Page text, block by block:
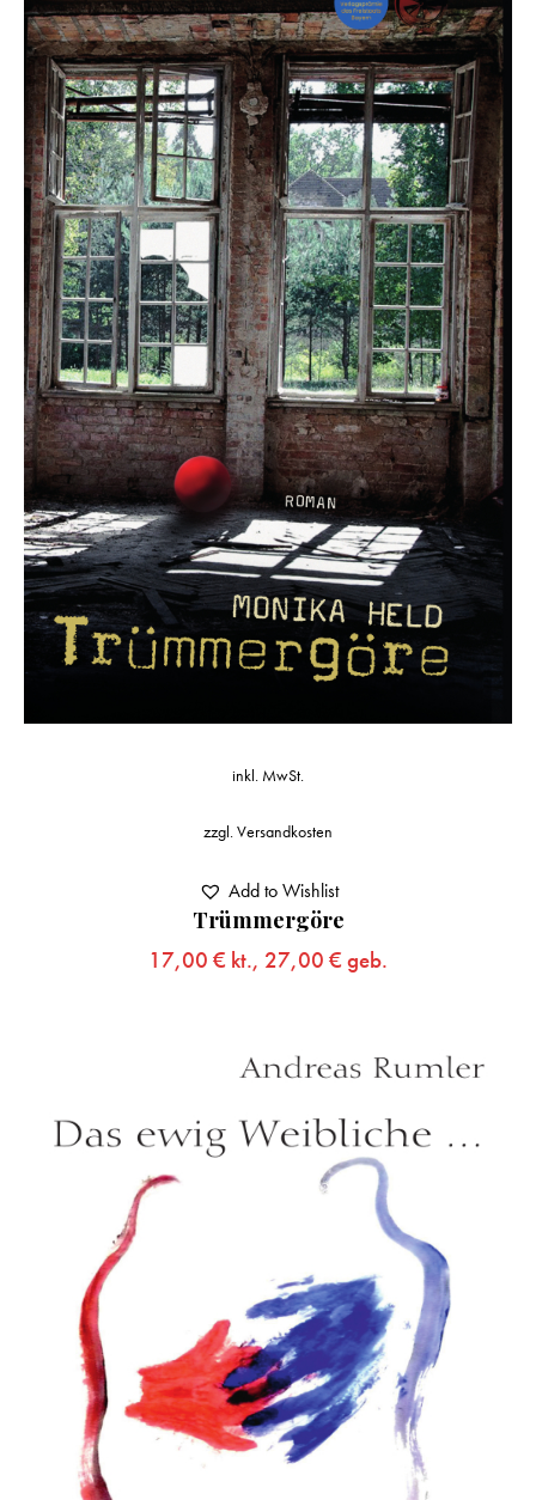
Trümmergöre
17,00 € kt., 27,00 € geb.
inkl. MwSt.
zzgl. Versandkosten
Add to Wishlist